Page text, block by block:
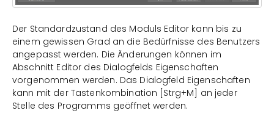
Der Standardzustand des Moduls Editor kann bis zu
einem gewissen Grad an die Bedürfnisse des Benutzers
angepasst werden. Die Änderungen können im
Abschnitt Editor des Dialogfelds Eigenschaften
vorgenommen werden. Das Dialogfeld Eigenschaften
kann mit der Tastenkombination [Strg+M] an jeder
Stelle des Programms geöffnet werden.